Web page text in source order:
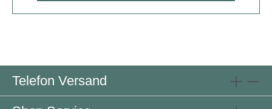
Telefon Versand